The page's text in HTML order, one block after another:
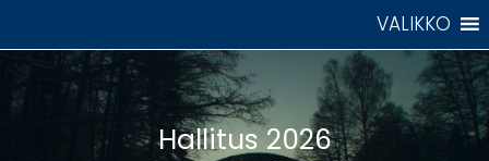
VALIKKO
Hallitus 2026